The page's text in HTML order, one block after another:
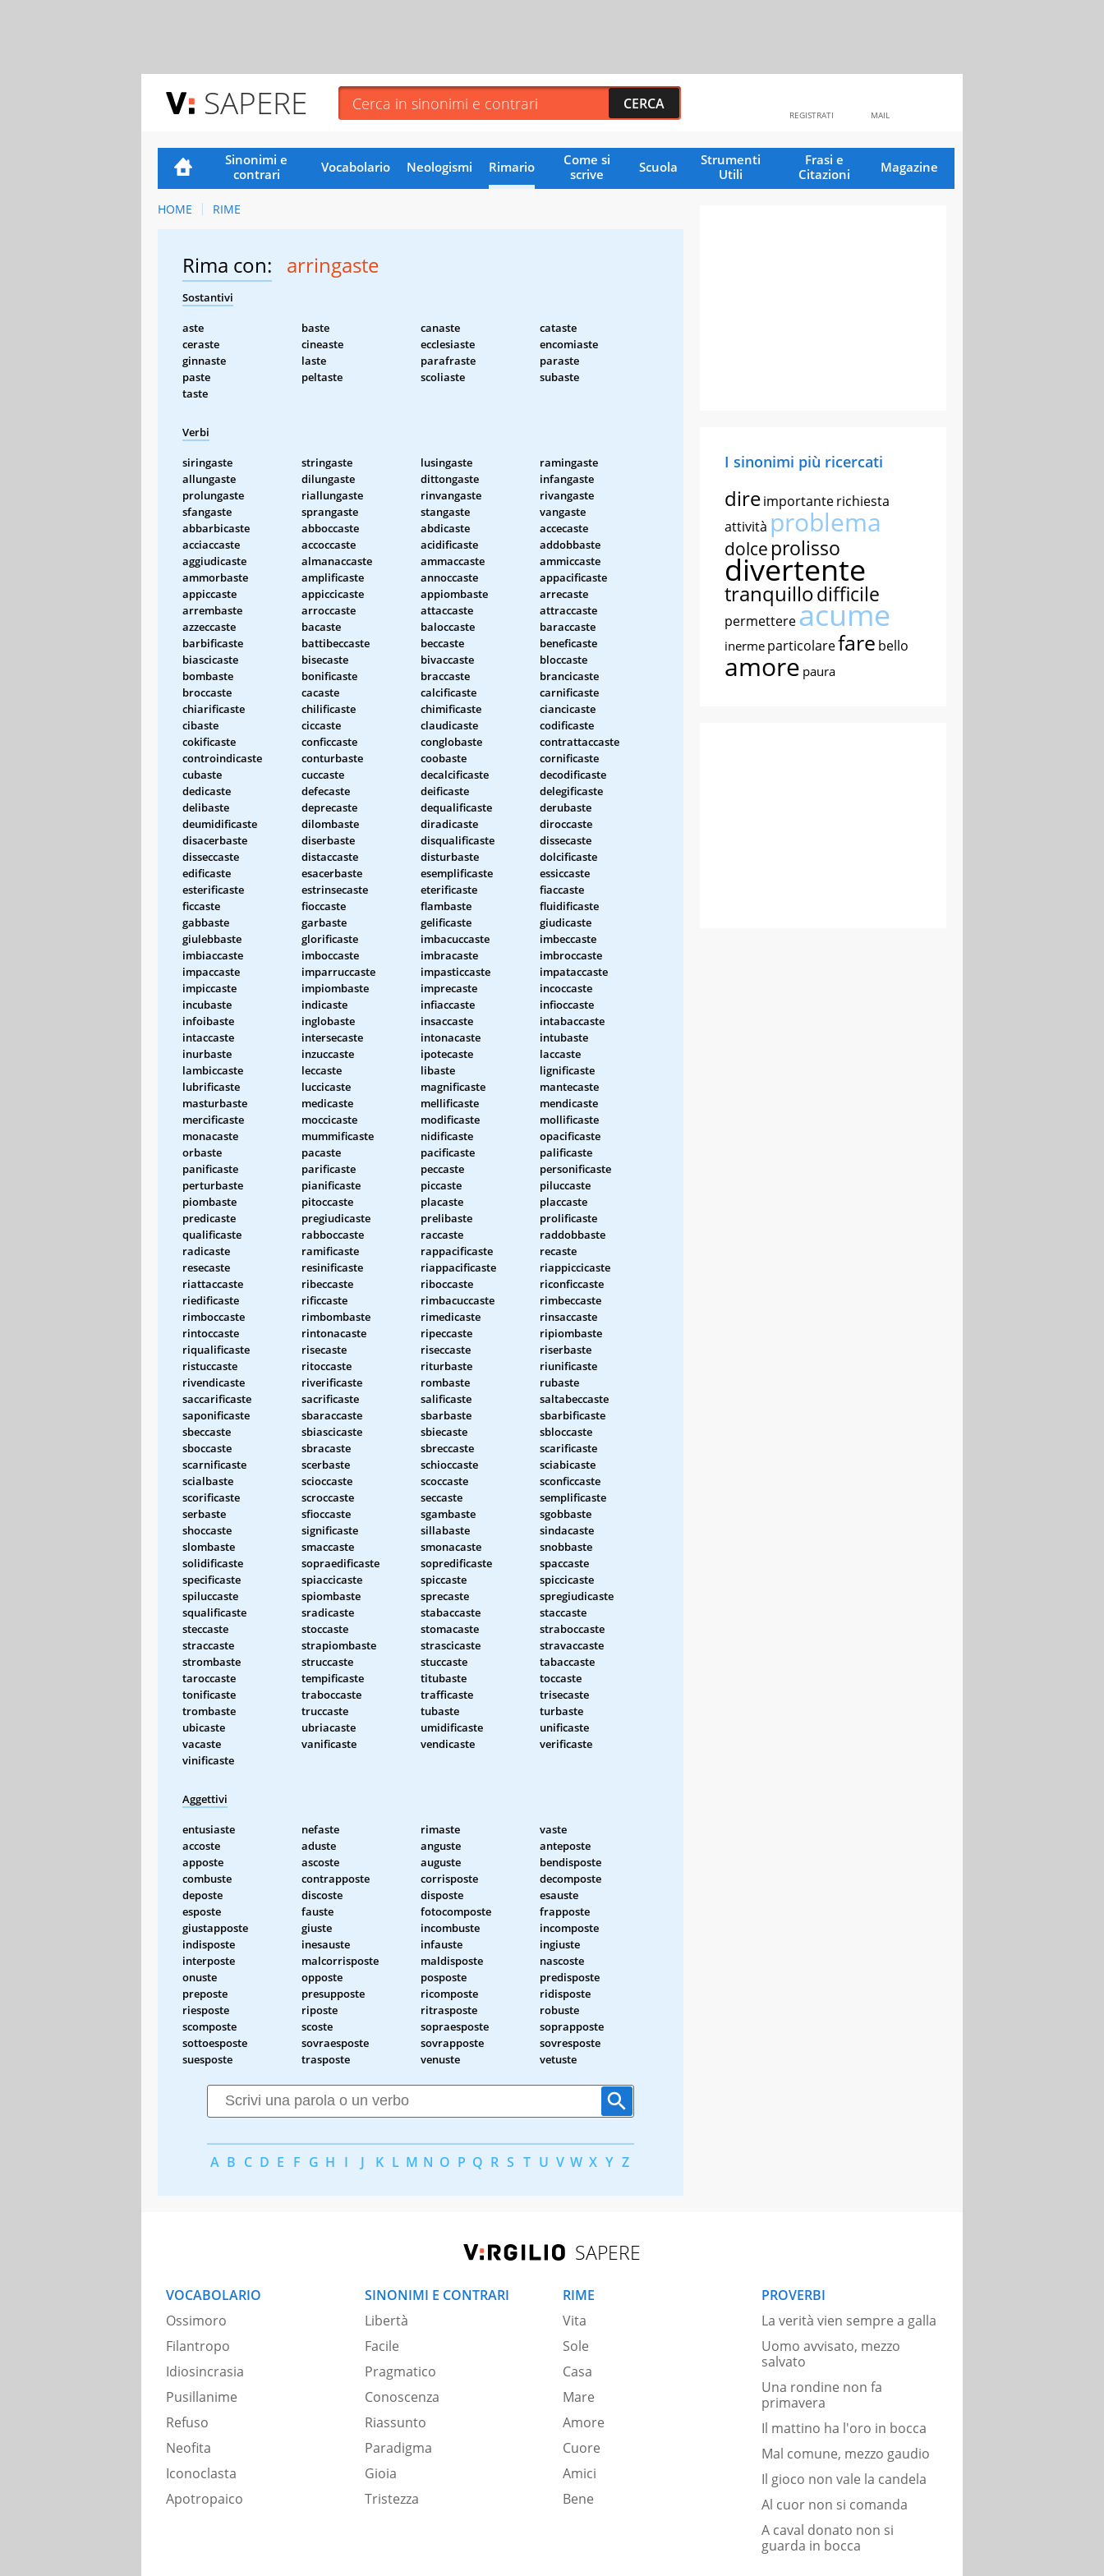
SAPERE MAIL
REGISTRATI
Sinonimi e
contrari
Vocabolario Neologismi Rimario
Come si
scrive
Scuola
Strumenti
Utili
Frasi e
Citazioni
Magazine
HOME RIME
Rima con: arringaste
Sostantivi
aste baste canaste
cataste
ceraste
cineaste ecclesiaste
encomiaste
ginnaste
laste parafraste
paraste
paste
peltaste scoliaste
subaste
taste
Verbi
siringaste stringaste lusingaste
ramingaste
allungaste
dilungaste dittongaste
infangaste
prolungaste
riallungaste rinvangaste
rivangaste
sfangaste
sprangaste stangaste
vangaste
abbarbicaste
abboccaste abdicaste
accecaste
acciaccaste
accoccaste acidificaste
addobbaste
aggiudicaste
almanaccaste ammaccaste
ammiccaste
ammorbaste
amplificaste annoccaste
appacificaste
appiccaste
appiccicaste appiombaste
arrecaste
arrembaste
arroccaste attaccaste
attraccaste
azzeccaste
bacaste baloccaste
baraccaste
barbificaste
battibeccaste beccaste
beneficaste
biascicaste
bisecaste bivaccaste
bloccaste
bombaste
bonificaste braccaste
brancicaste
broccaste
cacaste calcificaste
carnificaste
chiarificaste
chilificaste chimificaste
ciancicaste
cibaste
ciccaste claudicaste
codificaste
cokificaste
conficcaste conglobaste
contrattaccaste
controindicaste
conturbaste coobaste
cornificaste
cubaste
cuccaste decalcificaste
decodificaste
dedicaste
defecaste deificaste
delegificaste
delibaste
deprecaste dequalificaste
derubaste
deumidificaste
dilombaste diradicaste
diroccaste
disacerbaste
diserbaste disqualificaste
dissecaste
disseccaste
distaccaste disturbaste
dolcificaste
edificaste
esacerbaste esemplificaste
essiccaste
esterificaste
estrinsecaste eterificaste
fiaccaste
ficcaste
fioccaste flambaste
fluidificaste
gabbaste
garbaste gelificaste
giudicaste
giulebbaste
glorificaste imbacuccaste
imbeccaste
imbiaccaste
imboccaste imbracaste
imbroccaste
impaccaste
imparruccaste impasticcaste
impataccaste
impiccaste
impiombaste imprecaste
incoccaste
incubaste
indicaste infiaccaste
infioccaste
infoibaste
inglobaste insaccaste
intabaccaste
intaccaste
intersecaste intonacaste
intubaste
inurbaste
inzuccaste ipotecaste
laccaste
lambiccaste
leccaste libaste
lignificaste
lubrificaste
luccicaste magnificaste
mantecaste
masturbaste
medicaste mellificaste
mendicaste
mercificaste
moccicaste modificaste
mollificaste
monacaste
mummificaste nidificaste
opacificaste
orbaste
pacaste pacificaste
palificaste
panificaste
parificaste peccaste
personificaste
perturbaste
pianificaste piccaste
piluccaste
piombaste
pitoccaste placaste
placcaste
predicaste
pregiudicaste prelibaste
prolificaste
qualificaste
rabboccaste raccaste
raddobbaste
radicaste
ramificaste rappacificaste
recaste
resecaste
resinificaste riappacificaste
riappiccicaste
riattaccaste
ribeccaste riboccaste
riconficcaste
riedificaste
rificcaste rimbacuccaste
rimbeccaste
rimboccaste
rimbombaste rimedicaste
rinsaccaste
rintoccaste
rintonacaste ripeccaste
ripiombaste
riqualificaste
risecaste riseccaste
riserbaste
ristuccaste
ritoccaste riturbaste
riunificaste
rivendicaste
riverificaste rombaste
rubaste
saccarificaste
sacrificaste salificaste
saltabeccaste
saponificaste
sbaraccaste sbarbaste
sbarbificaste
sbeccaste
sbiascicaste sbiecaste
sbloccaste
sboccaste
sbracaste sbreccaste
scarificaste
scarnificaste
scerbaste schioccaste
sciabicaste
scialbaste
scioccaste scoccaste
sconficcaste
scorificaste
scroccaste seccaste
semplificaste
serbaste
sfioccaste sgambaste
sgobbaste
shoccaste
significaste sillabaste
sindacaste
slombaste
smaccaste smonacaste
snobbaste
solidificaste
sopraedificaste sopredificaste
spaccaste
specificaste
spiaccicaste spiccaste
spiccicaste
spiluccaste
spiombaste sprecaste
spregiudicaste
squalificaste
sradicaste stabaccaste
staccaste
steccaste
stoccaste stomacaste
straboccaste
straccaste
strapiombaste strascicaste
stravaccaste
strombaste
struccaste stuccaste
tabaccaste
taroccaste
tempificaste titubaste
toccaste
tonificaste
traboccaste trafficaste
trisecaste
trombaste
truccaste tubaste
turbaste
ubicaste
ubriacaste umidificaste
unificaste
vacaste
vanificaste vendicaste
verificaste
vinificaste
Aggettivi
entusiaste nefaste rimaste
vaste
accoste
aduste anguste
anteposte
apposte
ascoste auguste
bendisposte
combuste
contrapposte corrisposte
decomposte
deposte
discoste disposte
esauste
esposte
fauste fotocomposte
frapposte
giustapposte
giuste incombuste
incomposte
indisposte
inesauste infauste
ingiuste
interposte
malcorrisposte maldisposte
nascoste
onuste
opposte posposte
predisposte
preposte
presupposte ricomposte
ridisposte
riesposte
riposte ritrasposte
robuste
scomposte
scoste sopraesposte
soprapposte
sottoesposte
sovraesposte sovrapposte
sovresposte
suesposte
trasposte venuste vetuste
A B C D E F G H I J K L M N O P Q R S T U V W X Y Z
I sinonimi più ricercati
direimportanterichiesta
attività problema
dolce prolisso
divertente
tranquillodifficile
permettereacume
inerme particolarefare bello
amore paura
SAPERE
VOCABOLARIO
Ossimoro
Filantropo
Idiosincrasia
Pusillanime
Refuso
Neofita
Iconoclasta
Apotropaico
SINONIMI E CONTRARI
Libertà
Facile
Pragmatico
Conoscenza
Riassunto
Paradigma
Gioia
Tristezza
RIME
Vita
Sole
Casa
Mare
Amore
Cuore
Amici
Bene
PROVERBI
La verità vien sempre a galla
Uomo avvisato, mezzo
salvato
Una rondine non fa
primavera
Il mattino ha l'oro in bocca
Mal comune, mezzo gaudio
Il gioco non vale la candela
Al cuor non si comanda
A caval donato non si
guarda in bocca